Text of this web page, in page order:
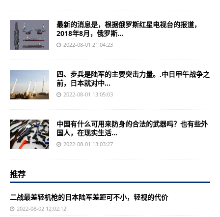
最新的消息是，根据俄罗斯红星电视台的报道，
2018年8月，俄罗斯...
2022-08-01 21:04:23
四、步兵是陆军的主要突击力量。,中日甲午战争之
前，日本就对中...
2022-08-01 13:05:03
中国有什么可用来防身的合法的武器吗？也有些外
国人，在现实生活...
2022-08-01 13:03:27
推荐
二战最差轻机枪的日本陆军差距可不小，轻视的代价
2022-08-02 12:02:12